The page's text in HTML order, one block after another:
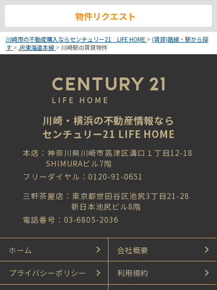
物件リクエスト
川崎市の不動産購入ならセンチュリー21 LIFE HOME > (賃貸)路線・駅から探
す > JR東海道本線 > 川崎駅の賃貸物件
川崎・横浜の不動産情報なら
センチュリー21 LIFE HOME
本店：神奈川県川崎市高津区溝口１丁目12-18
SHIMURAビル7階
フリーダイヤル：0120-91-0651
三軒茶屋店：東京都世田谷区池尻3丁目21-28
新日本池尻ビル8階
電話番号：03-6805-2036
ホーム 会社概要
プライバシーポリシー 利用規約